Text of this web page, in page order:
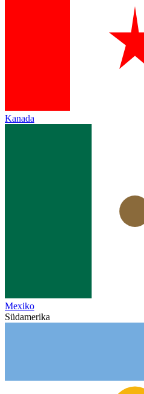
Kanada
Mexiko
Südamerika